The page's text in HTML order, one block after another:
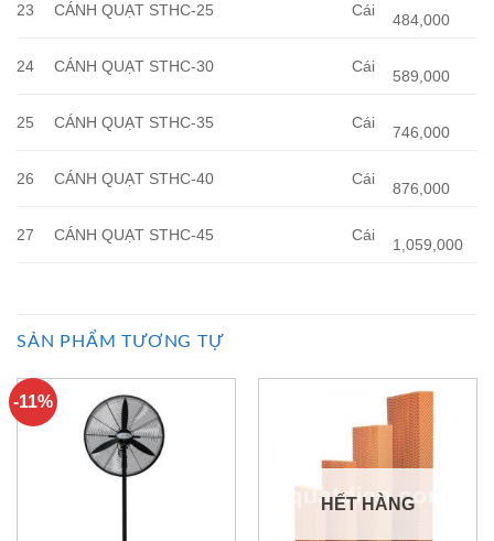
23 CÁNH QUẠT STHC-25 Cái
484,000
24 CÁNH QUẠT STHC-30 Cái
589,000
25 CÁNH QUẠT STHC-35 Cái
746,000
26 CÁNH QUẠT STHC-40 Cái
876,000
27 CÁNH QUẠT STHC-45 Cái
1,059,000
SẢN PHẨM TƯƠNG TỰ
-11%
HẾT HÀNG